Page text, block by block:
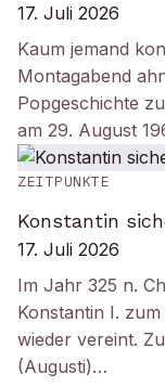
17. Juli 2026
Kaum jemand
Montagabend
Popgeschichte
am 29. August
ZEITPUNKTE
Konstantin
17. Juli 2026
Im Jahr 325 n.
Konstantin I.
wieder vereint.
(Augusti)…